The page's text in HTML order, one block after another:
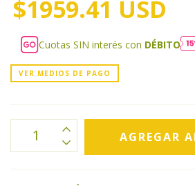
$1959.41 USD
Cuotas SIN interés con DÉBITO
VER MEDIOS DE PAGO